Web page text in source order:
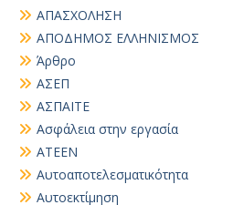
ΑΠΑΣΧΟΛΗΣΗ
ΑΠΟΔΗΜΟΣ ΕΛΛΗΝΙΣΜΟΣ
Άρθρο
ΑΣΕΠ
ΑΣΠΑΙΤΕ
Ασφάλεια στην εργασία
ΑΤΕΕΝ
Αυτοαποτελεσματικότητα
Αυτοεκτίμηση